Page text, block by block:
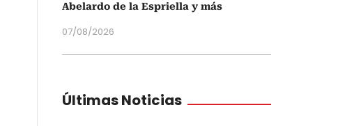
Abelardo de la Espriella y más
07/08/2026
Últimas Noticias